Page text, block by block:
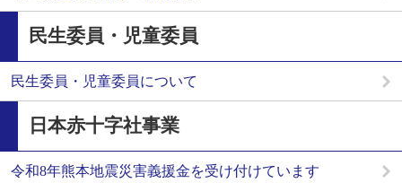
民生委員・児童委員
民生委員・児童委員について
日本赤十字社事業
令和8年熊本地震災害義援金を受け付けています